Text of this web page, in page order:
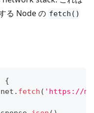
る Node の fetch()
{
net . fetch ( 'https://